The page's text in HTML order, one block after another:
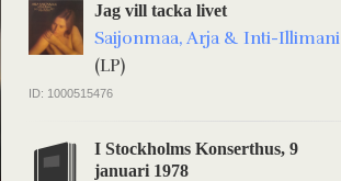
Jag vill tacka livet
Saijonmaa, Arja & Inti-Illimani
(LP)
ID: 1000515476
I Stockholms Konserthus, 9
januari 1978